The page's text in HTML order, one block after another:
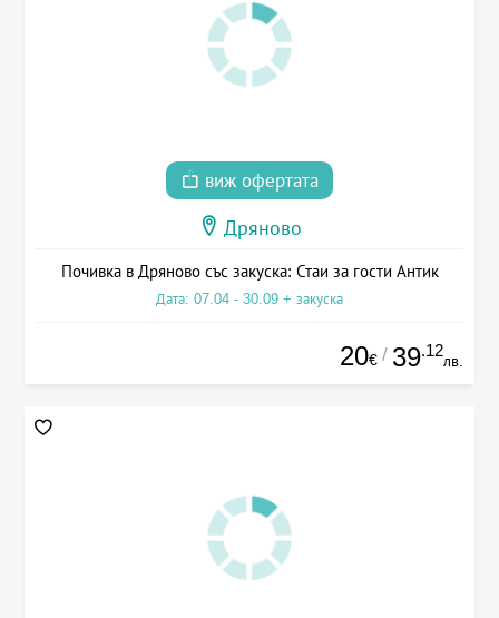
виж офертата
Дряново
Почивка в Дряново със закуска: Стаи за гости Антик
Дата: 07.04 - 30.09 + закуска
20€ / 39.12
лв.